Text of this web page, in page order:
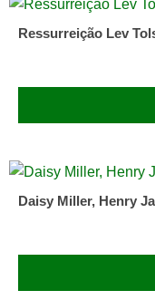
Ressurreição Lev
Daisy Miller, Henry